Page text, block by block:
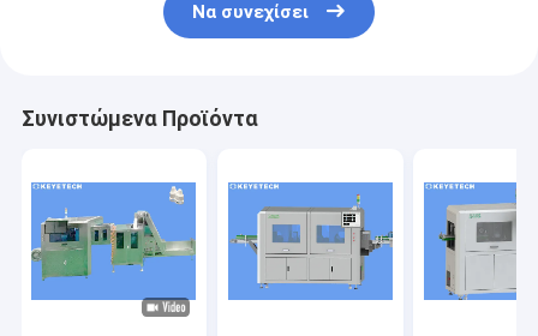
Να συνεχίσει
Συνιστώμενα Προϊόντα